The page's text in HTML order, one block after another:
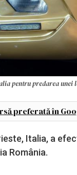
pentru predarea
preferată în
Italia, a
România.